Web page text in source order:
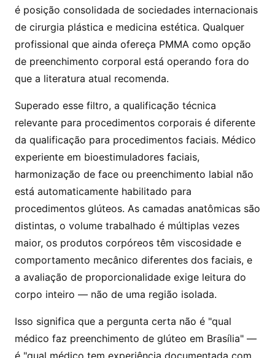
é posição consolidada de sociedades internacionais
de cirurgia plástica e medicina estética. Qualquer
profissional que ainda ofereça PMMA como opção
de preenchimento corporal está operando fora do
que a literatura atual recomenda.
Superado esse filtro, a qualificação técnica
relevante para procedimentos corporais é diferente
da qualificação para procedimentos faciais. Médico
experiente em bioestimuladores faciais,
harmonização de face ou preenchimento labial não
está automaticamente habilitado para
procedimentos glúteos. As camadas anatômicas são
distintas, o volume trabalhado é múltiplas vezes
maior, os produtos corpóreos têm viscosidade e
comportamento mecânico diferentes dos faciais, e
a avaliação de proporcionalidade exige leitura do
corpo inteiro — não de uma região isolada.
Isso significa que a pergunta certa não é "qual
médico faz preenchimento de glúteo em Brasília" —